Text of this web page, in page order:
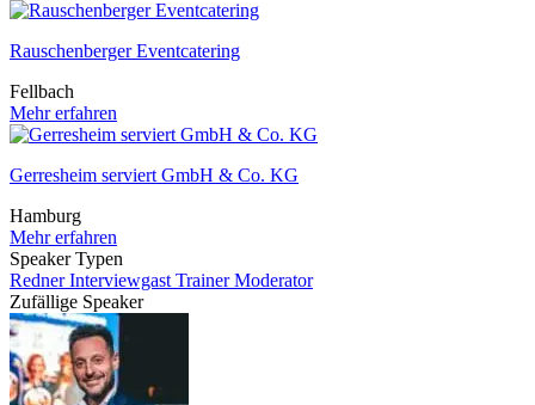
Rauschenberger Eventcatering
Fellbach
Mehr erfahren
Gerresheim serviert GmbH & Co. KG
Hamburg
Mehr erfahren
Speaker Typen
RednerInterviewgast TrainerModerator
Zufällige Speaker